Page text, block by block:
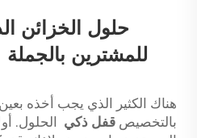
حلول الخزائن
للمشترين بالجملة
هناك الكثير الذي يجب أخذه بعين
بالتخصيص قفل ذكي الحلول.